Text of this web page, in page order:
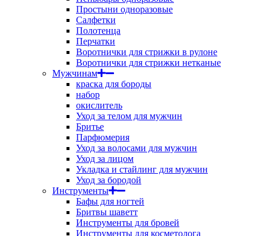
Простыни одноразовые
Салфетки
Полотенца
Перчатки
Воротнички для стрижки в рулоне
Воротнички для стрижки нетканые
Мужчинам
краска для бороды
набор
окислитель
Уход за телом для мужчин
Бритье
Парфюмерия
Уход за волосами для мужчин
Уход за лицом
Укладка и стайлинг для мужчин
Уход за бородой
Инструменты
Бафы для ногтей
Бритвы шаветт
Инструменты для бровей
Инструменты для косметолога